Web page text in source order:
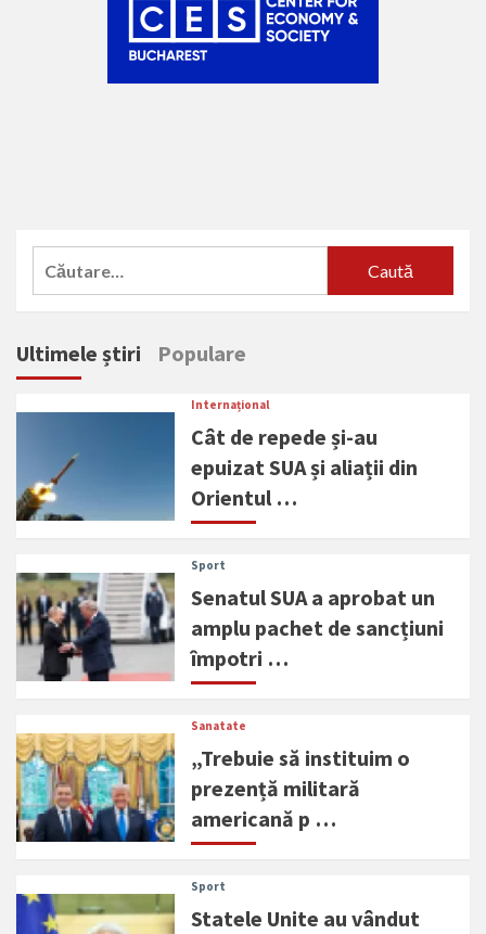
Caută
Ultimele știri Populare
Internațional
Cât de repede și-au
epuizat SUA și aliații din
Orientul …
Sport
Senatul SUA a aprobat un
amplu pachet de sancțiuni
împotri …
Sanatate
„Trebuie să instituim o
prezență militară
americană p …
Sport
Statele Unite au vândut